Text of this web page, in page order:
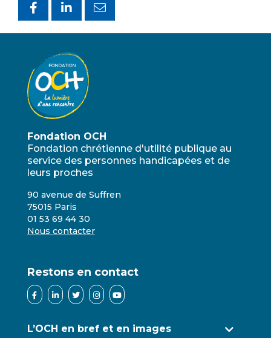
Fondation OCH
Fondation chrétienne d'utilité publique au
service des personnes handicapées et de
leurs proches
90 avenue de Suffren
75015 Paris
01 53 69 44 30
Nous contacter
Restons en contact
L’OCH en bref et en images